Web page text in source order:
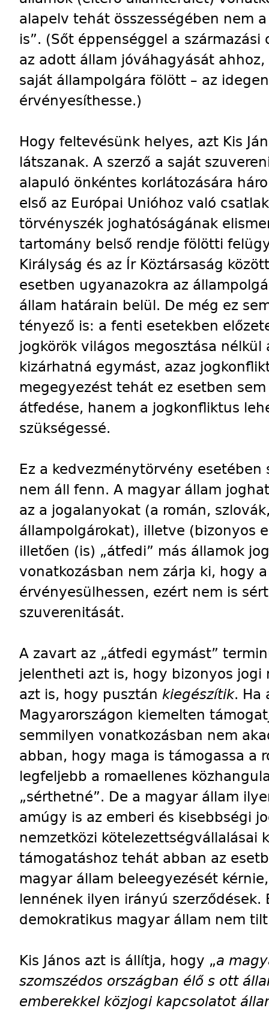
alapelv tehát összességében nem
is”. (Sőt éppenséggel a
az adott állam jóváhagyását
saját állampolgára fölött – az
érvényesíthesse.)
Hogy feltevésünk helyes, azt Kis
látszanak. A szerző a saját
alapuló önkéntes korlátozására
első az Európai Unióhoz való
törvényszék joghatóságának
tartomány belső rendje fölötti
Királyság és az Ír Köztársaság
esetben ugyanazokra az
állam határain belül. De még ez
tényező is: a fenti esetekben
jogkörök világos megosztása
kizárhatná egymást, azaz
megegyezést tehát ez esetben
átfedése, hanem a jogkonfliktus
szükségessé.
Ez a kedvezménytörvény
nem áll fenn. A magyar állam
az a jogalanyokat (a román,
állampolgárokat), illetve (bizonyos
illetően (is) „átfedi” más államok
vonatkozásban nem zárja ki, hogy
érvényesülhessen, ezért nem is
szuverenitását.
A zavart az „átfedi egymást”
jelentheti azt is, hogy bizonyos
azt is, hogy pusztán kiegészítik. Ha
Magyarországon kiemelten
semmilyen vonatkozásban nem
abban, hogy maga is támogassa a
legfeljebb a romaellenes
„sérthetné”. De a magyar állam
amúgy is az emberi és kisebbségi
nemzetközi kötelezettségvállalásai
támogatáshoz tehát abban az
magyar állam beleegyezését
lennének ilyen irányú szerződések.
demokratikus magyar állam nem
Kis János azt is állítja, hogy „a
szomszédos országban élő s ott
emberekkel közjogi kapcsolatot